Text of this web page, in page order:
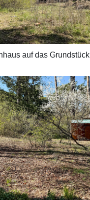
auf das Grundstück